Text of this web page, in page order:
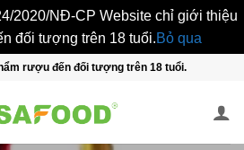
2020/NĐ-CP Website chỉ giới thiệu
đối tượng trên 18 tuổi.Bỏ qua
rượu đến đối tượng trên 18 tuổi.